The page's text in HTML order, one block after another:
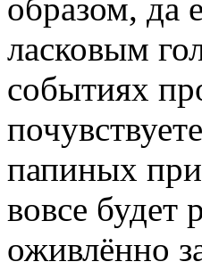
образом, да
ласковым
событиях
папиных
вовсе будет
оживлённо